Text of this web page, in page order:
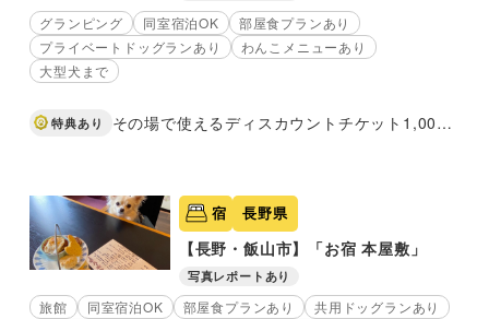
グランピング 同室宿泊OK
部屋食プランあり
プライベートドッグランあり
わんこメニューあり
大型犬まで
特典あり その場で使えるディスカウントチケット1,000円券※公式サイトからの予約で現地決済を選択時のみ
宿 長野県
【長野・飯山市】「お宿 本屋敷」
写真レポートあり
旅館 同室宿泊OK 部屋食プランあり
共用ドッグランあり